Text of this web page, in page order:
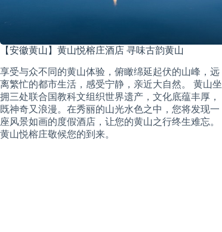
【安徽黄山】黄山悦榕庄酒店 寻味古韵黄山
享受与众不同的黄山体验，俯瞰绵延起伏的山峰，远
离繁忙的都市生活，感受宁静，亲近大自然。 黄山坐
拥三处联合国教科文组织世界遗产，文化底蕴丰厚，
既神奇又浪漫。在秀丽的山光水色之中，您将发现一
座风景如画的度假酒店，让您的黄山之行终生难忘。
黄山悦榕庄敬候您的到来。